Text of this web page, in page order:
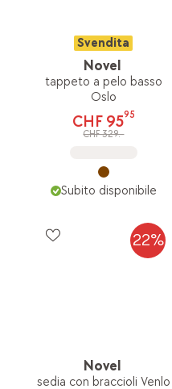
Svendita
Novel
tappeto a pelo basso
Oslo
CHF 9595
CHF 329.-
Subito disponibile
22%
Novel
sedia con braccioli Venlo